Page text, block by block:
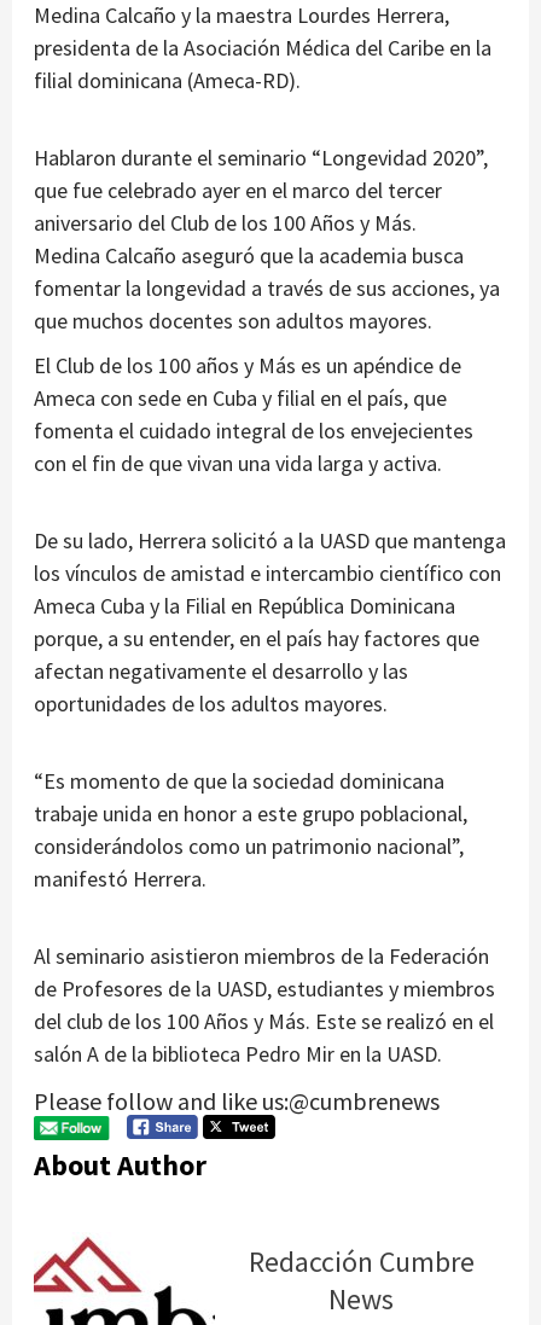
Medina Calcaño y la maestra Lourdes Herrera,
presidenta de la Asociación Médica del Caribe en la
filial dominicana (Ameca-RD).
Hablaron durante el seminario “Longevidad 2020”,
que fue celebrado ayer en el marco del tercer
aniversario del Club de los 100 Años y Más.
Medina Calcaño aseguró que la academia busca
fomentar la longevidad a través de sus acciones, ya
que muchos docentes son adultos mayores.
El Club de los 100 años y Más es un apéndice de
Ameca con sede en Cuba y filial en el país, que
fomenta el cuidado integral de los envejecientes
con el fin de que vivan una vida larga y activa.
De su lado, Herrera solicitó a la UASD que mantenga
los vínculos de amistad e intercambio científico con
Ameca Cuba y la Filial en República Dominicana
porque, a su entender, en el país hay factores que
afectan negativamente el desarrollo y las
oportunidades de los adultos mayores.
“Es momento de que la sociedad dominicana
trabaje unida en honor a este grupo poblacional,
considerándolos como un patrimonio nacional”,
manifestó Herrera.
Al seminario asistieron miembros de la Federación
de Profesores de la UASD, estudiantes y miembros
del club de los 100 Años y Más. Este se realizó en el
salón A de la biblioteca Pedro Mir en la UASD.
Please follow and like us:@cumbrenews
About Author
Redacción Cumbre
News